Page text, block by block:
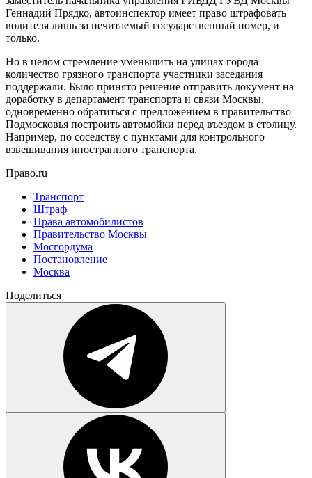
Геннадий Прядко, автоинспектор имеет право штрафовать
водителя лишь за нечитаемый государственный номер, и
только.
Но в целом стремление уменьшить на улицах города
количество грязного транспорта участники заседания
поддержали. Было принято решение отправить документ на
доработку в департамент транспорта и связи Москвы,
одновременно обратиться с предложением в правительство
Подмосковья построить автомойки перед въездом в столицу.
Например, по соседству с пунктами для контрольного
взвешивания иностранного транспорта.
Право.ru
Транспорт
Штраф
Права автомобилистов
Правительство Москвы
Мосгордума
Постановление
Москва
Поделиться